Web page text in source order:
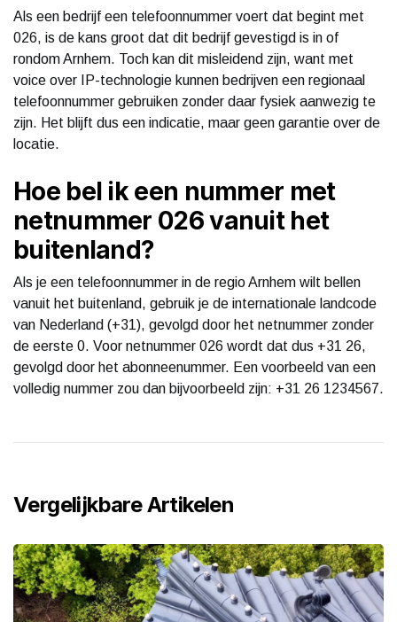
Als een bedrijf een telefoonnummer voert dat begint met
026, is de kans groot dat dit bedrijf gevestigd is in of
rondom Arnhem. Toch kan dit misleidend zijn, want met
voice over IP-technologie kunnen bedrijven een regionaal
telefoonnummer gebruiken zonder daar fysiek aanwezig te
zijn. Het blijft dus een indicatie, maar geen garantie over de
locatie.
Hoe bel ik een nummer met
netnummer 026 vanuit het
buitenland?
Als je een telefoonnummer in de regio Arnhem wilt bellen
vanuit het buitenland, gebruik je de internationale landcode
van Nederland (+31), gevolgd door het netnummer zonder
de eerste 0. Voor netnummer 026 wordt dat dus +31 26,
gevolgd door het abonneenummer. Een voorbeeld van een
volledig nummer zou dan bijvoorbeeld zijn: +31 26 1234567.
Vergelijkbare Artikelen